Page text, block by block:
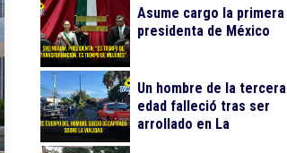
Asume cargo la primera
presidenta de México
Un hombre de la tercera
edad falleció tras ser
arrollado en La